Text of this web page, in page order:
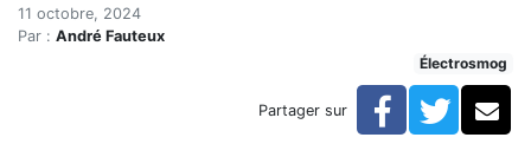
Accueil
Articles
Projet de loi français sur la reconnaissance de
Projet de loi français sur la
11 octobre, 2024
Par : André Fauteux
Électrosmog
Partager sur Facebook